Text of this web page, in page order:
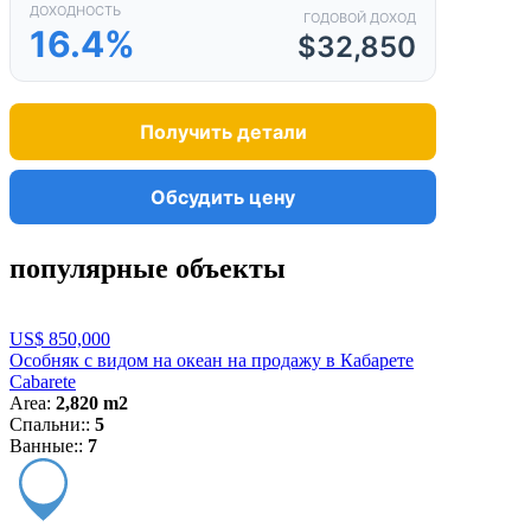
ДОХОДНОСТЬ
16.4%
ГОДОВОЙ ДОХОД
$32,850
Получить детали
Обсудить цену
популярные объекты
US$ 850,000
Особняк с видом на океан на продажу в Кабарете
Cabarete
Area: 2,820 m2
Спальни:: 5
Ванные:: 7